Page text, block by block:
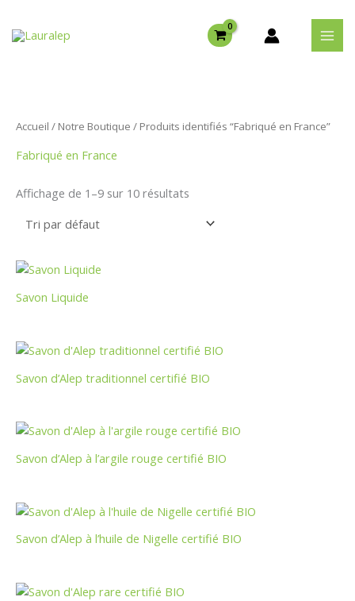
contenu
Accueil / Notre Boutique / Produits identifiés “Fabriqué en France”
Fabriqué en France
Affichage de 1–9 sur 10 résultats
Savon Liquide
Savon d’Alep traditionnel certifié BIO
Savon d’Alep à l’argile rouge certifié BIO
Savon d’Alep à l’huile de Nigelle certifié BIO